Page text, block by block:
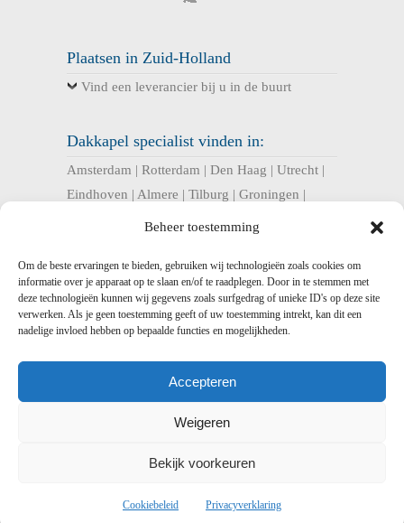
Beheer toestemming
Om de beste ervaringen te bieden, gebruiken wij technologieën zoals cookies om
informatie over je apparaat op te slaan en/of te raadplegen. Door in te stemmen met
deze technologieën kunnen wij gegevens zoals surfgedrag of unieke ID's op deze site
verwerken. Als je geen toestemming geeft of uw toestemming intrekt, kan dit een
nadelige invloed hebben op bepaalde functies en mogelijkheden.
Accepteren
Weigeren
Bekijk voorkeuren
Cookiebeleid Privacyverklaring
Plaatsen in Zuid-Holland
Vind een leverancier bij u in de buurt
Dakkapel specialist vinden in:
Amsterdam | Rotterdam | Den Haag | Utrecht |
Eindhoven | Almere | Tilburg | Groningen |
U bent hier:
Dakkapel Expres>Dakkapel Zuid-Holland –
Gouda – Prefab, kunststof en houten
dakkapellen
Expres -- Voorwaarden